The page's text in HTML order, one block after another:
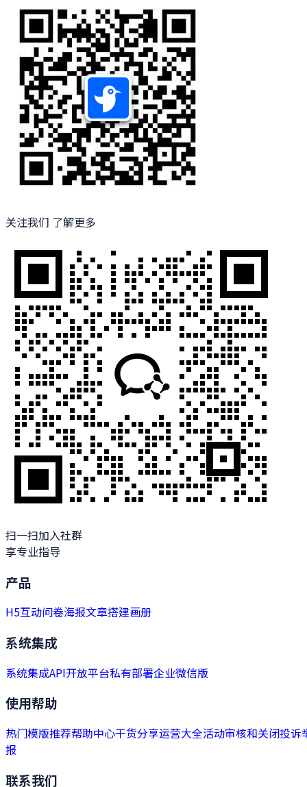
关注我们 了解更多
扫一扫加入社群
享专业指导
产品
H5互动问卷海报文章搭建画册
系统集成
系统集成API开放平台私有部署企业微信版
使用帮助
热门模版推荐帮助中心干货分享运营大全活动审核和关闭投诉
报
联系我们